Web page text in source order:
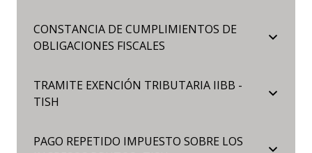
CONSTANCIA DE CUMPLIMIENTOS DE
OBLIGACIONES FISCALES
TRAMITE EXENCIÓN TRIBUTARIA IIBB -
TISH
PAGO REPETIDO IMPUESTO SOBRE LOS